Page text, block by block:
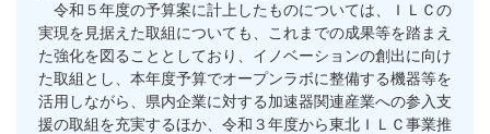
令和５年度の予算案に計上したものについては、ＩＬＣの
実現を見据えた取組についても、これまでの成果等を踏まえ
た強化を図ることとしており、イノベーションの創出に向け
た取組とし、本年度予算でオープンラボに整備する機器等を
活用しながら、県内企業に対する加速器関連産業への参入支
援の取組を充実するほか、令和３年度から東北ＩＬＣ事業推